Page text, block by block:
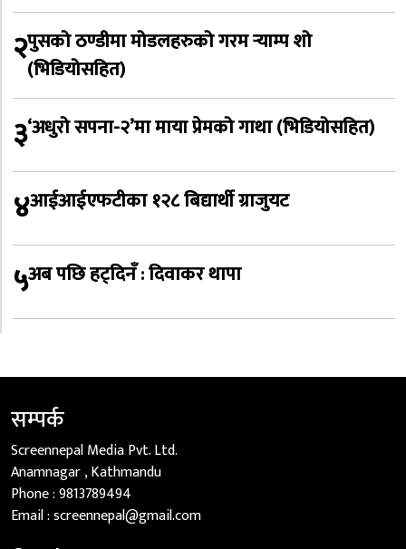
२पुसको ठण्डीमा मोडलहरुको गरम र्‍याम्प शो
(भिडियोसहित)
३‘अधुरो सपना-२’मा माया प्रेमको गाथा (भिडियोसहित)
४आईआईएफटीका १२८ बिद्यार्थी ग्राजुयट
५अब पछि हट्दिनँ : दिवाकर थापा
सम्पर्क
Screennepal Media Pvt. Ltd.
Anamnagar , Kathmandu
Phone :9813789494
Email :screennepal@gmail.com